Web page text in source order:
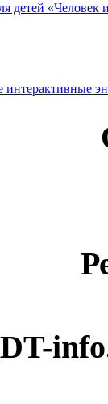
детей